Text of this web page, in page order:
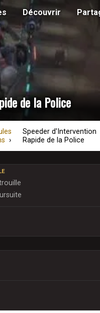
Découvrir
de la Police
Speeder d'Intervention
Rapide de la Police